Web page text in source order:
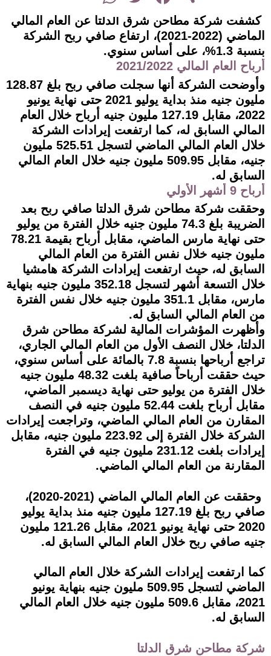
كشفت شركة مطاحن شرق الدلتا عن العام المالي
الماضي (2022-2021)، ارتفاع صافي ربح الشركة
بنسبة 1.3%، على أساس سنوي.
أرباح العام المالي 2021/2022
وأوضحت الشركة أنها سجلت صافي ربح بلغ 128.87
مليون جنيه منذ بداية يوليو 2021 حتى نهاية يونيو
2022، مقابل 127.19 مليون جنيه أرباح خلال العام
المالي السابق له، كما ارتفعت إيرادات الشركة
خلال العام المالي الماضي لتسجل 525.51 مليون
جنيه، مقابل 509.95 مليون جنيه خلال العام المالي
السابق له.
أرباح 9 أشهر الأولي
وحققت شركة مطاحن شرق الدلتا صافي ربح بعد
الضريبة بلغ 74.3 مليون جنيه خلال الفترة من يوليو
حتى نهاية مارس الماضي، مقابل أرباح بقيمة 78.21
مليون جنيه خلال نفس الفترة من العام المالي
السابق له، حيث ارتفعت إيرادات الشركة هامشيا
خلال التسعة أشهر لتسجل 352.18 مليون جنيه بنهاية
مارس، مقابل 351.1 مليون جنيه خلال نفس الفترة
من العام المالي السابق له.
وأظهرت المؤشرات المالية لشركة مطاحن شرق
الدلتا، خلال النصف الأول من العام المالي الجاري،
تراجع أرباحها بنسبة 7.8 بالمائة على أساس سنوي،
حيث حققت أرباحاً صافية بلغت 48.32 مليون جنيه
خلال الفترة من يوليو حتى نهاية ديسمبر الماضي،
مقابل أرباح بلغت 52.44 مليون جنيه في النصف
المقارن من العام المالي الماضي، وتراجعت إيرادات
الشركة خلال الفترة إلى 223.92 مليون جنيه، مقابل
إيرادات بلغت 231.12 مليون جنيه في الفترة
المقارنة من العام المالي الماضي.
وحققت عن العام المالي الماضي (2021-2020)،
صافي ربح بلغ 127.19 مليون جنيه منذ بداية يوليو
2020 حتى نهاية يونيو 2021، مقابل 121.26 مليون
جنيه صافي ربح خلال العام المالي السابق له.
كما ارتفعت إيرادات الشركة خلال العام المالي
الماضي لتسجل 509.95 مليون جنيه بنهاية يونيو
2021، مقابل 509.6 مليون جنيه خلال العام المالي
السابق له.
شركة مطاحن شرق الدلتا